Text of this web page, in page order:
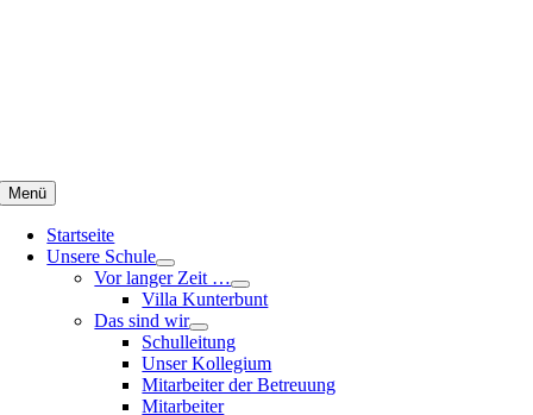
Menü
Startseite
Unsere Schule
Vor langer Zeit …
Villa Kunterbunt
Das sind wir
Schulleitung
Unser Kollegium
Mitarbeiter der Betreuung
Mitarbeiter